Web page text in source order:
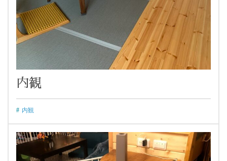
内観
内観